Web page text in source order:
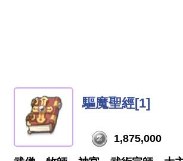
驅魔聖經[1]
1,875,000